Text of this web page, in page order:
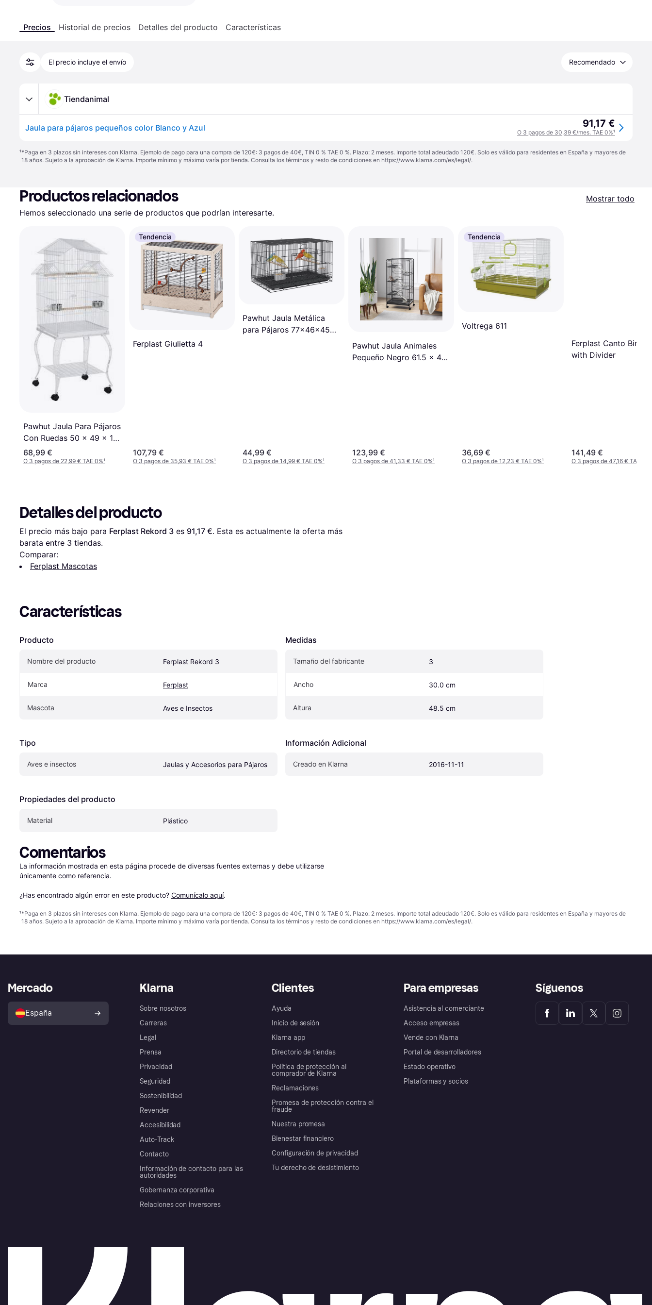
Precios Historial de precios Detalles del producto Características
El precio incluye el envío Recomendado
Tiendanimal
Jaula para pájaros pequeños color Blanco y Azul 91,17 €
O 3 pagos de 30,39 €/mes. TAE 0%¹
¹*Paga en 3 plazos sin intereses con Klarna. Ejemplo de pago para una compra de 120€: 3 pagos de 40€, TIN 0 % TAE 0 %. Plazo: 2 meses. Importe total adeudado 120€. Solo es válido para residentes en España y mayores de
18 años. Sujeto a la aprobación de Klarna. Importe mínimo y máximo varía por tienda. Consulta los términos y resto de condiciones en https://www.klarna.com/es/legal/.
Productos relacionados
Mostrar todo
Hemos seleccionado una serie de productos que podrían interesarte.
Pawhut Jaula Para Pájaros
Con Ruedas 50 x 49 x 137
cm Blanco
68,99 €
O 3 pagos de 22,99 € TAE 0%¹
Tendencia
Ferplast Giulietta 4
107,79 €
O 3 pagos de 35,93 € TAE 0%¹
Pawhut Jaula Metálica
para Pájaros 77x46x45
44,99 €
O 3 pagos de 14,99 € TAE 0%¹
Pawhut Jaula Animales
Pequeño Negro 61.5 x 44
123,99 €
O 3 pagos de 41,33 € TAE 0%¹
Tendencia
Voltrega 611
36,69 €
O 3 pagos de 12,23 € TAE 0%¹
Ferplast Canto
with Divider
141,49 €
O 3 pagos de 47,16 € TAE 0%
Detalles del producto
El precio más bajo para Ferplast Rekord 3 es 91,17 €. Esta es actualmente la oferta más
barata entre 3 tiendas.
Comparar:
Ferplast Mascotas
Características
Producto
Nombre del producto Ferplast Rekord 3
Marca Ferplast
Mascota Aves e Insectos
Tipo
Aves e insectos Jaulas y Accesorios para Pájaros
Propiedades del producto
Material Plástico
Medidas
Tamaño del fabricante 3
Ancho 30.0 cm
Altura 48.5 cm
Información Adicional
Creado en Klarna 2016-11-11
Comentarios
La información mostrada en esta página procede de diversas fuentes externas y debe utilizarse
únicamente como referencia.
¿Has encontrado algún error en este producto? Comunícalo aquí.
¹*Paga en 3 plazos sin intereses con Klarna. Ejemplo de pago para una compra de 120€: 3 pagos de 40€, TIN 0 % TAE 0 %. Plazo: 2 meses. Importe total adeudado 120€. Solo es válido para residentes en España y mayores de
18 años. Sujeto a la aprobación de Klarna. Importe mínimo y máximo varía por tienda. Consulta los términos y resto de condiciones en https://www.klarna.com/es/legal/.
Klarna
Sobre nosotros
Carreras
Legal
Prensa
Privacidad
Seguridad
Sostenibilidad
Revender
Accesibilidad
Auto-Track
Contacto
Información de contacto para las
autoridades
Gobernanza corporativa
Relaciones con inversores
Clientes
Ayuda
Inicio de sesión
Klarna app
Directorio de tiendas
Política de protección al
comprador de Klarna
Reclamaciones
Promesa de protección contra el
fraude
Nuestra promesa
Bienestar financiero
Configuración de privacidad
Tu derecho de desistimiento
Para empresas
Asistencia al comerciante
Acceso empresas
Vende con Klarna
Portal de desarrolladores
Estado operativo
Plataformas y socios
Mercado
España
Síguenos